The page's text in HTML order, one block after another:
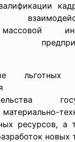
массовой
ресурсов, а
новых